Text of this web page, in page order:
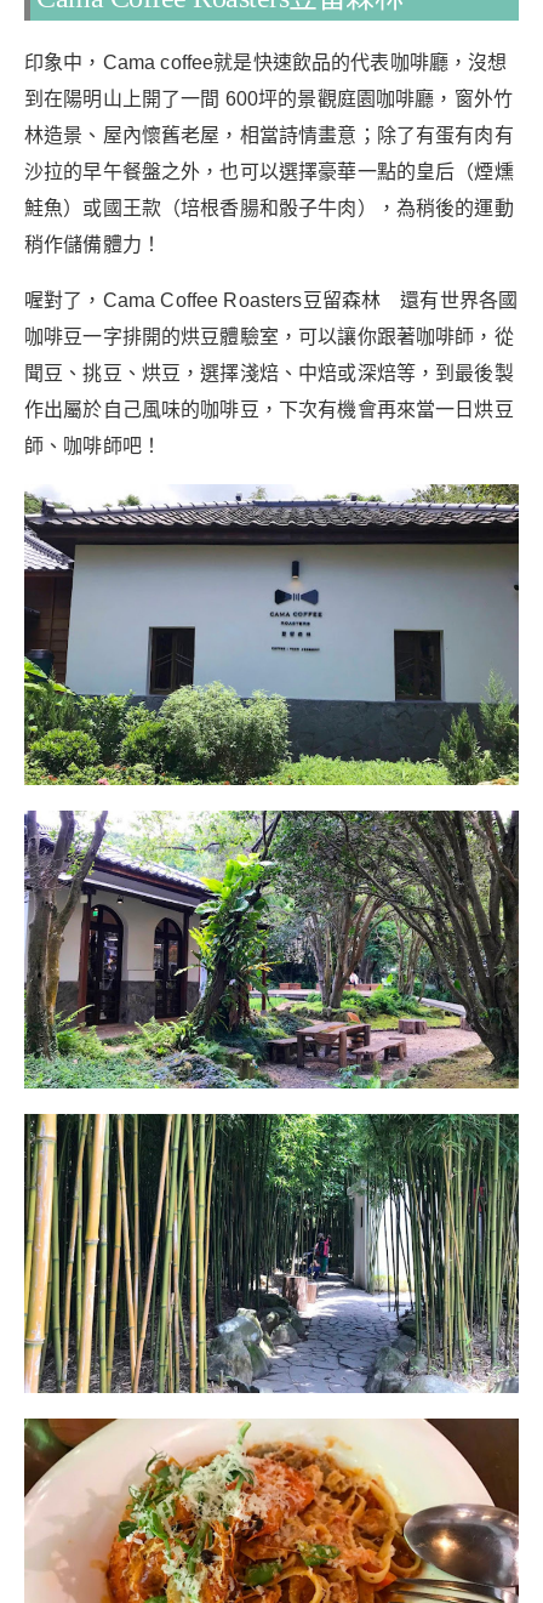
印象中，Cama coffee就是快速飲品的代表咖啡廳，沒想
到在陽明山上開了一間 600坪的景觀庭園咖啡廳，窗外竹
林造景、屋內懷舊老屋，相當詩情畫意；除了有蛋有肉有
沙拉的早午餐盤之外，也可以選擇豪華一點的皇后（煙燻
鮭魚）或國王款（培根香腸和骰子牛肉），為稍後的運動
稍作儲備體力！
喔對了，Cama Coffee Roasters豆留森林 還有世界各國
咖啡豆一字排開的烘豆體驗室，可以讓你跟著咖啡師，從
聞豆、挑豆、烘豆，選擇淺焙、中焙或深焙等，到最後製
作出屬於自己風味的咖啡豆，下次有機會再來當一日烘豆
師、咖啡師吧！